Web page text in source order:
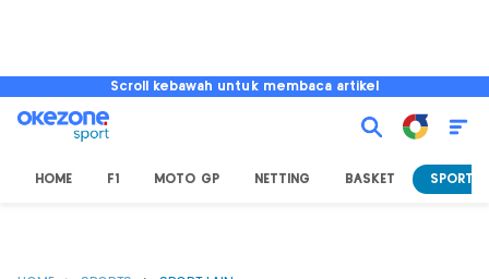
Scroll kebawah untuk membaca artikel
HOME F1 MOTO GP NETTING BASKET SPORT